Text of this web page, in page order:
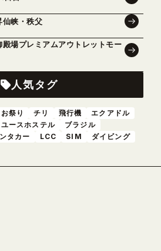
峡・秩父
プレミアムアウトレットモー
人気タグ
お祭り チリ 飛行機
エクアドル
ユースホステル
ブラジル
タカー LCC SIM ダイビング